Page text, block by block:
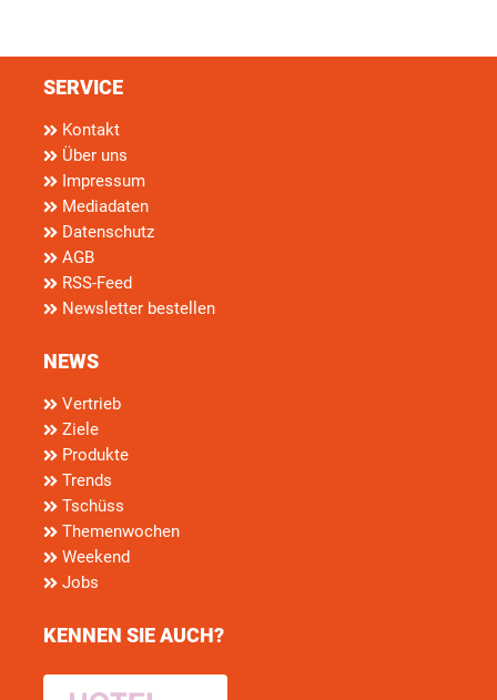
SERVICE
Kontakt
Über uns
Impressum
Mediadaten
Datenschutz
AGB
RSS-Feed
Newsletter bestellen
NEWS
Vertrieb
Ziele
Produkte
Trends
Tschüss
Themenwochen
Weekend
Jobs
KENNEN SIE AUCH?